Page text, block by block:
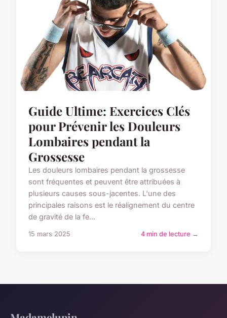
Guide Ultime: Exercices Clés
pour Prévenir les Douleurs
Lombaires pendant la
Grossesse
Les douleurs lombaires pendant la grossesse
sont fréquentes et peuvent être attribuées à
plusieurs causes sous-jacentes. L'une des
principales raisons est le réalignement du centre
de gravité de la fe...
15 mars 2025 4 min de lecture →